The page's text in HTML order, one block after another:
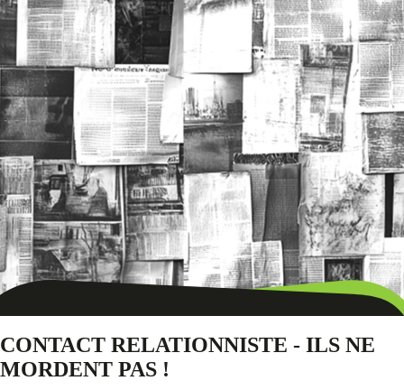
CONTACT RELATIONNISTE - ILS NE
MORDENT PAS !